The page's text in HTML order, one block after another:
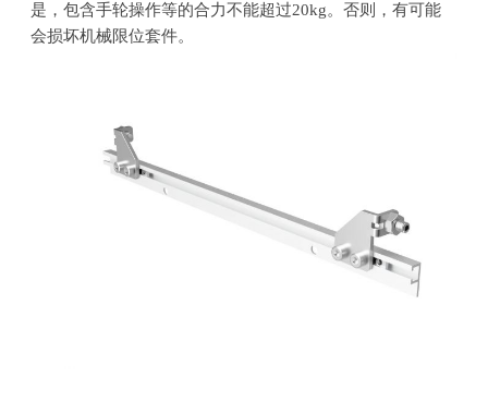
是，包含手轮操作等的合力不能超过20kg。否则，有可能
会损坏机械限位套件。